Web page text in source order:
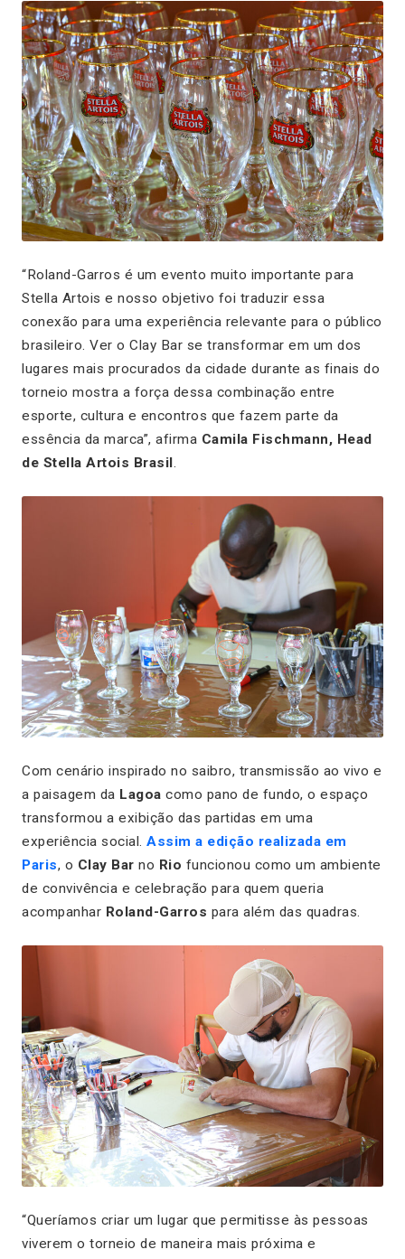
“Roland-Garros é um evento muito importante para
Stella Artois e nosso objetivo foi traduzir essa
conexão para uma experiência relevante para o público
brasileiro. Ver o Clay Bar se transformar em um dos
lugares mais procurados da cidade durante as finais do
torneio mostra a força dessa combinação entre
esporte, cultura e encontros que fazem parte da
essência da marca”, afirma Camila Fischmann, Head
de Stella Artois Brasil.
Com cenário inspirado no saibro, transmissão ao vivo e
a paisagem da Lagoa como pano de fundo, o espaço
transformou a exibição das partidas em uma
experiência social. Assim a edição realizada em
Paris, o Clay Bar no Rio funcionou como um ambiente
de convivência e celebração para quem queria
acompanhar Roland-Garros para além das quadras.
“Queríamos criar um lugar que permitisse às pessoas
viverem o torneio de maneira mais próxima e